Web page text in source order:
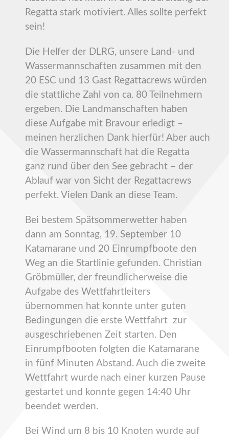
Regatta stark motiviert. Alles sollte perfekt
sein!
Die Helfer der DLRG, unsere Land- und
Wassermannschaften zusammen mit den
20 ESC und 13 Gast Regattacrews würden
die stattliche Zahl von ca. 80 Teilnehmern
ergeben. Die Landmanschaften haben
diese Aufgabe mit Bravour erledigt –
meinen herzlichen Dank hierfür! Aber auch
die Wassermannschaft hat die Regatta
ganz rund über den See gebracht – der
Ablauf war von Sicht der Regattacrews
perfekt. Vielen Dank an diese Team.
Bei bestem Spätsommerwetter haben
dann am Sonntag, 19. September 10
Katamarane und 20 Einrumpfboote den
Weg an die Startlinie gefunden. Christian
Gröbmüller, der freundlicherweise die
Aufgabe des Wettfahrtleiters
übernommen hat konnte unter guten
Bedingungen die erste Wettfahrt zur
ausgeschriebenen Zeit starten. Den
Einrumpfbooten folgten die Katamarane
in fünf Minuten Abstand. Auch die zweite
Wettfahrt wurde nach einer kurzen Pause
gestartet und konnte gegen 14:40 Uhr
beendet werden.
Bei Wind um 8 bis 10 Knoten wurde auf